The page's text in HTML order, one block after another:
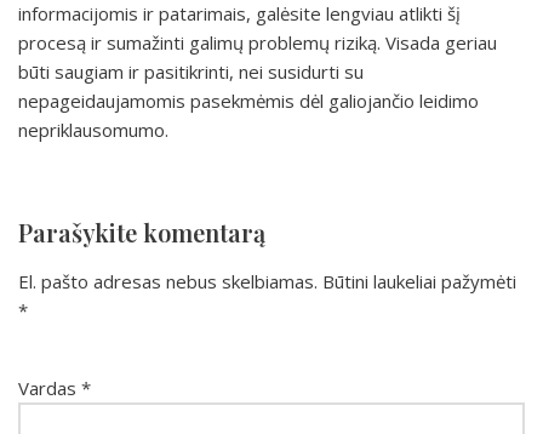
informacijomis ir patarimais, galėsite lengviau atlikti šį
procesą ir sumažinti galimų problemų riziką. Visada geriau
būti saugiam ir pasitikrinti, nei susidurti su
nepageidaujamomis pasekmėmis dėl galiojančio leidimo
nepriklausomumo.
Parašykite komentarą
El. pašto adresas nebus skelbiamas. Būtini laukeliai pažymėti
*
Vardas *